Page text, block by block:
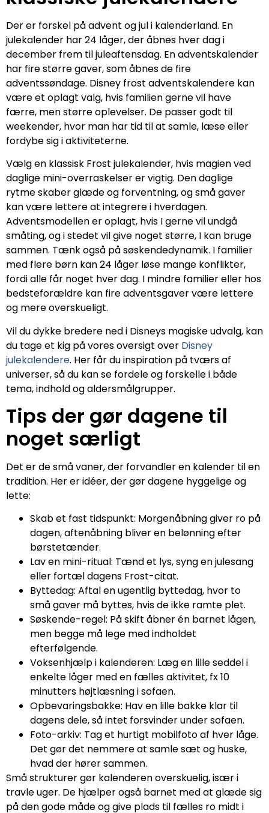
Der er forskel på advent og jul i kalenderland. En
julekalender har 24 låger, der åbnes hver dag i
december frem til juleaftensdag. En adventskalender
har fire større gaver, som åbnes de fire
adventssøndage. Disney frost adventskalendere kan
være et oplagt valg, hvis familien gerne vil have
færre, men større oplevelser. De passer godt til
weekender, hvor man har tid til at samle, læse eller
fordybe sig i aktiviteterne.
Vælg en klassisk Frost julekalender, hvis magien ved
daglige mini-overraskelser er vigtig. Den daglige
rytme skaber glæde og forventning, og små gaver
kan være lettere at integrere i hverdagen.
Adventsmodellen er oplagt, hvis I gerne vil undgå
småting, og i stedet vil give noget større, I kan bruge
sammen. Tænk også på søskendedynamik. I familier
med flere børn kan 24 låger løse mange konflikter,
fordi alle får noget hver dag. I mindre familier eller hos
bedsteforældre kan fire adventsgaver være lettere
og mere overskueligt.
Vil du dykke bredere ned i Disneys magiske udvalg, kan
du tage et kig på vores oversigt over Disney
julekalendere. Her får du inspiration på tværs af
universer, så du kan se fordele og forskelle i både
tema, indhold og aldersmålgrupper.
Tips der gør dagene til
noget særligt
Det er de små vaner, der forvandler en kalender til en
tradition. Her er idéer, der gør dagene hyggelige og
lette:
Skab et fast tidspunkt: Morgenåbning giver ro på
dagen, aftenåbning bliver en belønning efter
børstetænder.
Lav en mini-ritual: Tænd et lys, syng en julesang
eller fortæl dagens Frost-citat.
Byttedag: Aftal en ugentlig byttedag, hvor to
små gaver må byttes, hvis de ikke ramte plet.
Søskende-regel: På skift åbner én barnet lågen,
men begge må lege med indholdet
efterfølgende.
Voksenhjælp i kalenderen: Læg en lille seddel i
enkelte låger med en fælles aktivitet, fx 10
minutters højtlæsning i sofaen.
Opbevaringsbakke: Hav en lille bakke klar til
dagens dele, så intet forsvinder under sofaen.
Foto-arkiv: Tag et hurtigt mobilfoto af hver låge.
Det gør det nemmere at samle sæt og huske,
hvad der hører sammen.
Små strukturer gør kalenderen overskuelig, især i
travle uger. De hjælper også barnet med at glæde sig
på den gode måde og give plads til fælles ro midt i